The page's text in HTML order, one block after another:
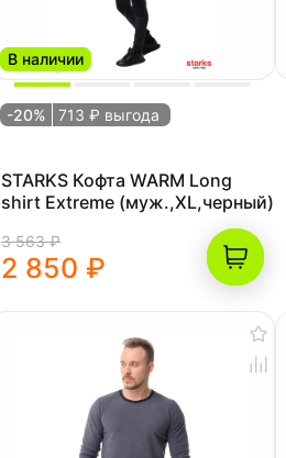
В наличии
-20% 713 ₽ выгода
STARKS Кофта WARM Long
shirt Extreme (муж.,XL,черный)
3 563 ₽
2 850 ₽